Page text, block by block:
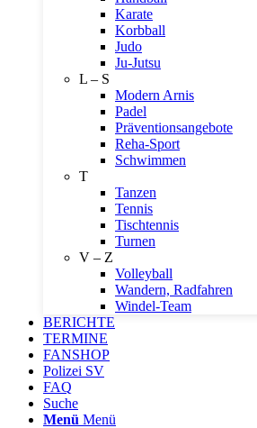
Karate
Korbball
Judo
Ju-Jutsu
L – S
Modern Arnis
Padel
Präventionsangebote
Reha-Sport
Schwimmen
T
Tanzen
Tennis
Tischtennis
Turnen
V – Z
Volleyball
Wandern, Radfahren
Windel-Team
BERICHTE
TERMINE
FANSHOP
Polizei SV
FAQ
Suche
Menü Menü